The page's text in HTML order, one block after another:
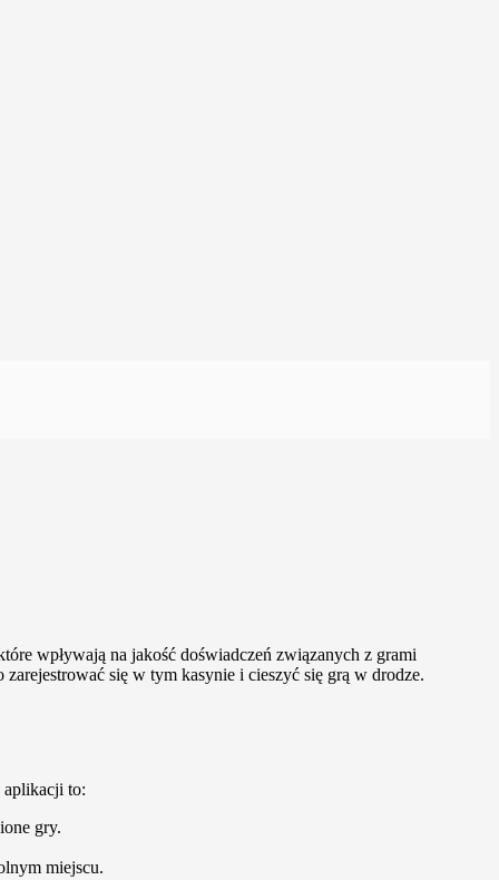
wpływają na jakość doświadczeń związanych z grami
się w tym kasynie i cieszyć się grą w drodze.
aplikacji to:
gry.
miejscu.